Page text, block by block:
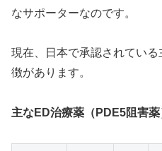
シアリスと同成分で圧倒
を自由に楽しみたい方に
タダライトで
なサポーターなのです。
現在、日本で承認されてい
徴があります。
主なED治療薬（PDE5阻害